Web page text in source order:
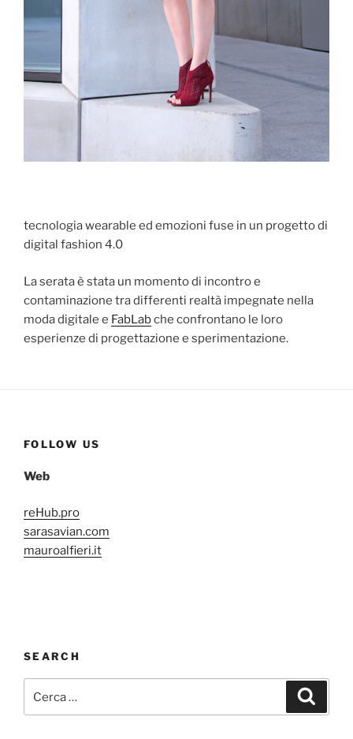
tecnologia wearable ed emozioni fuse in un progetto di
digital fashion 4.0
La serata è stata un momento di incontro e
contaminazione tra differenti realtà impegnate nella
moda digitale e FabLabche confrontano le loro
esperienze di progettazione e sperimentazione.
FOLLOW US
Web
reHub.pro
sarasavian.com
mauroalfieri.it
SEARCH